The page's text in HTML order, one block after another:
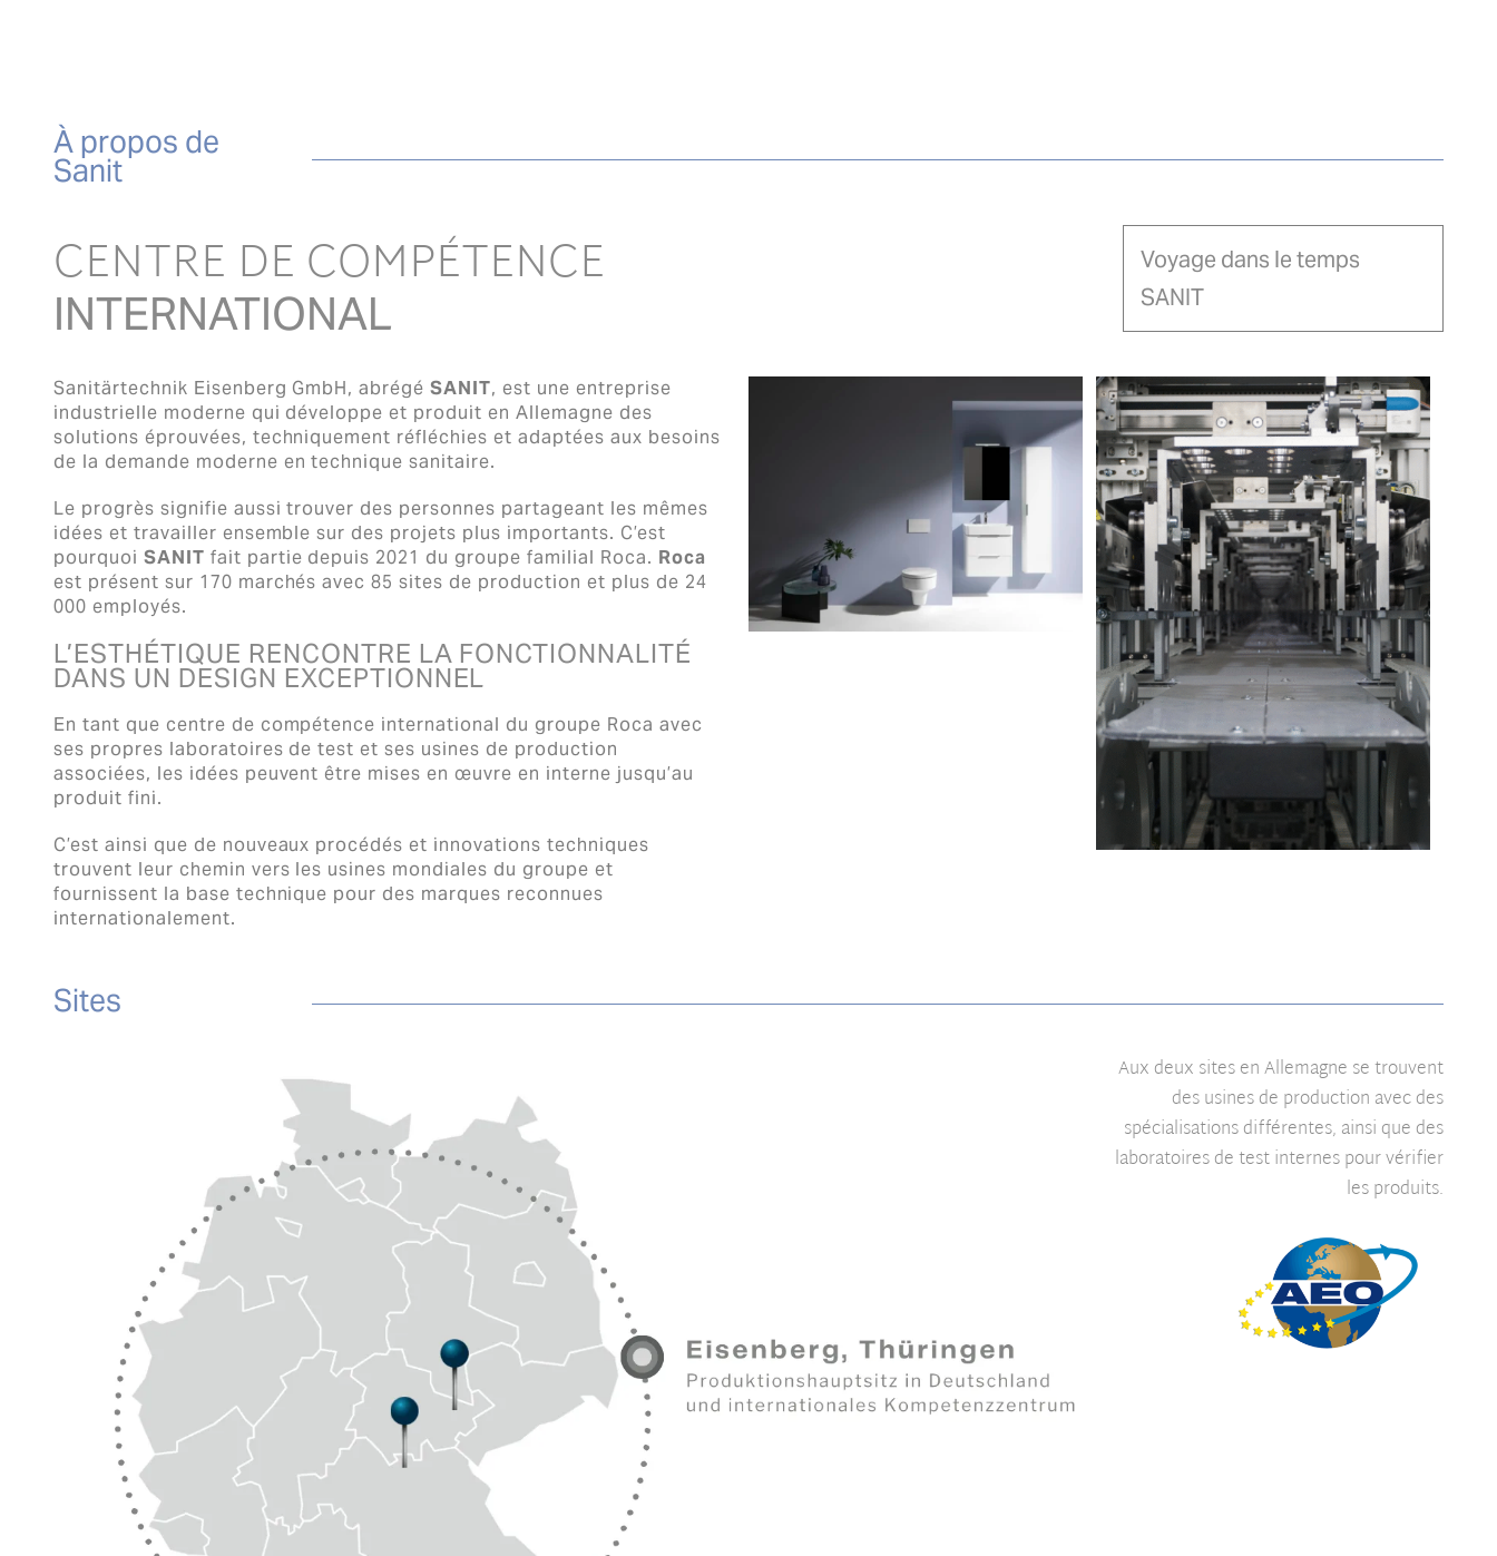
À propos de
Sanit
CENTRE DE COMPÉTENCE
INTERNATIONAL
Voyage dans le temps
SANIT
Sanitärtechnik Eisenberg GmbH, abrégéSANIT, est une entreprise
industrielle moderne qui développe et produit en Allemagne des
solutions éprouvées, techniquement réfléchies et adaptées aux besoins
de la demande moderne en technique sanitaire.
Le progrès signifie aussi trouver des personnes partageant les mêmes
idées et travailler ensemble sur des projets plus importants. C’est
pourquoi SANIT fait partie depuis 2021 du groupe familial Roca. Roca
est présent sur 170 marchés avec 85 sites de production et plus de 24
000 employés.
L’ESTHÉTIQUE RENCONTRE LA FONCTIONNALITÉ
DANS UN DESIGN EXCEPTIONNEL
En tant que centre de compétence international du groupe Roca avec
ses propres laboratoires de test et ses usines de production
associées, les idées peuvent être mises en œuvre en interne jusqu’au
produit fini.
C’est ainsi que de nouveaux procédés et innovations techniques
trouvent leur chemin vers les usines mondiales du groupe et
fournissent la base technique pour des marques reconnues
internationalement.
Sites
Aux deux sites en Allemagne se trouvent
des usines de production avec des
spécialisations différentes, ainsi que des
laboratoires de test internes pour vérifier
les produits.